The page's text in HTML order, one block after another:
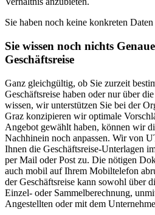
Sie haben noch keine konkreten
Sie wissen noch nichts
Geschäftsreise
Ganz gleichgültig, ob Sie zurzeit
Geschäftsreise haben oder nur über
wissen, wir unterstützen Sie bei der
Graz konzipieren wir optimale
Angebot gewählt haben, können wir
Nachhinein noch anpassen. Wir von
Ihnen die Geschäftsreise-Unterlagen
per Mail oder Post zu. Die nötigen
auch mobil auf Ihrem Mobiltelefon
der Geschäftsreise kann sowohl über
Einzel- oder Sammelberechnung,
Angestellten oder mit dem